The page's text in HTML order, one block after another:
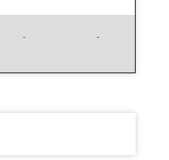
- -